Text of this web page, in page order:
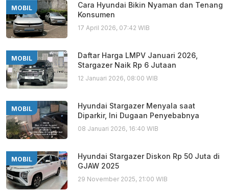
MOBIL
Cara Hyundai Bikin Nyaman dan Tenang
Konsumen
17 April 2026, 07:42 WIB
MOBIL
Daftar Harga LMPV Januari 2026,
Stargazer Naik Rp 6 Jutaan
12 Januari 2026, 08:00 WIB
MOBIL
Hyundai Stargazer Menyala saat
Diparkir, Ini Dugaan Penyebabnya
08 Januari 2026, 16:40 WIB
MOBIL
Hyundai Stargazer Diskon Rp 50 Juta di
GJAW 2025
29 November 2025, 21:00 WIB